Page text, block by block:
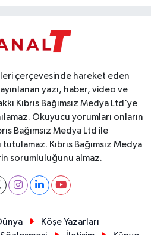
çerçevesinde hareket eden
yazı, haber, video ve
Kıbrıs Bağımsız Medya Ltd'ye
Okuyucu yorumları onların
Bağımsız Medya Ltd ile
Kıbrıs Bağımsız Medya
sorumluluğunu almaz.
Köşe Yazarları